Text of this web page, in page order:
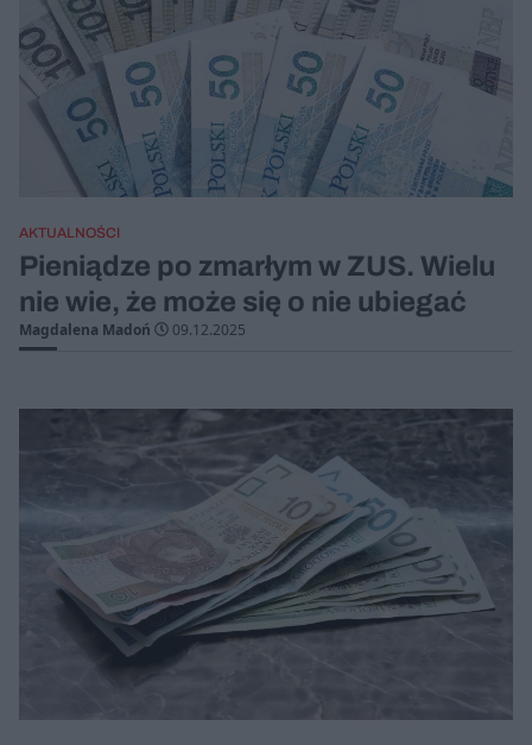
AKTUALNOŚCI
Pieniądze po zmarłym w ZUS. Wielu
nie wie, że może się o nie ubiegać
Magdalena Madoń 09.12.2025